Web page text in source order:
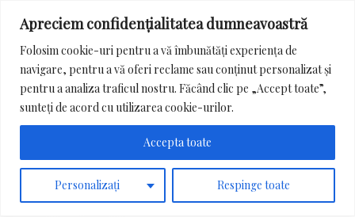
Apreciem confidențialitatea dumneavoastră
Folosim cookie-uri pentru a vă îmbunătăți experiența de
navigare, pentru a vă oferi reclame sau conținut personalizat și
pentru a analiza traficul nostru. Făcând clic pe „Accept toate”,
sunteți de acord cu utilizarea cookie-urilor.
Personalizați Respinge toate
Accepta toate
Menu
Search
for:
Cabinete de lucru moderne